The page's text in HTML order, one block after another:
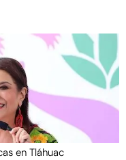
en Tláhuac